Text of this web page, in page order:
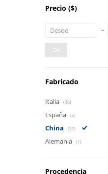
Precio ($)
OK
Fabricado
Italia (36)
España (2)
China (57)
Alemania (1)
Procedencia